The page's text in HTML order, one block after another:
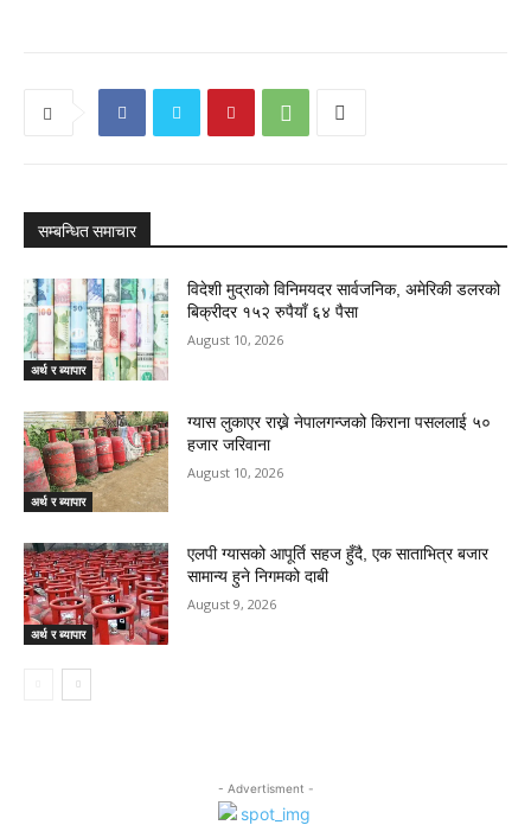
सम्बन्धित समाचार
अर्थ र ब्यापार
विदेशी मुद्राको विनिमयदर सार्वजनिक, अमेरिकी डलरको
बिक्रीदर १५२ रुपैयाँ ६४ पैसा
August 10, 2026
अर्थ र ब्यापार
ग्यास लुकाएर राख्ने नेपालगन्जको किराना पसललाई ५०
हजार जरिवाना
August 10, 2026
अर्थ र ब्यापार
एलपी ग्यासको आपूर्ति सहज हुँदै, एक साताभित्र बजार
सामान्य हुने निगमको दाबी
August 9, 2026
- Advertisment -